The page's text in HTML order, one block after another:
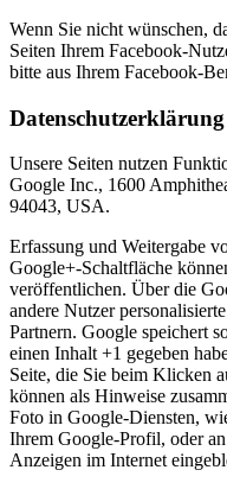
Wenn Sie nicht wünschen,
Seiten Ihrem Facebook-
bitte aus Ihrem Facebook-
Unsere Seiten nutzen
Google Inc., 1600
94043, USA.
Erfassung und Weitergabe
Google+-Schaltfläche
veröffentlichen. Über die
andere Nutzer
Partnern. Google speichert
einen Inhalt +1 gegeben
Seite, die Sie beim Klicken
können als Hinweise
Foto in Google-Diensten,
Ihrem Google-Profil, oder
Anzeigen im Internet